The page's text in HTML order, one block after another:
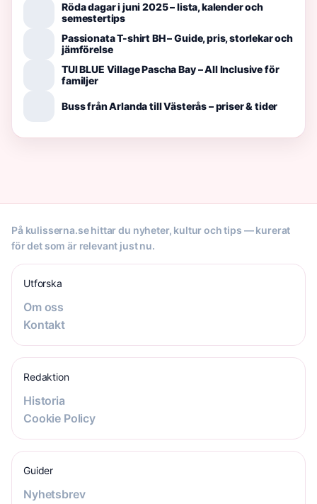
Röda dagar i juni 2025 – lista, kalender och
semestertips
Passionata T-shirt BH – Guide, pris, storlekar och
jämförelse
TUI BLUE Village Pascha Bay – All Inclusive för
familjer
Buss från Arlanda till Västerås – priser & tider
På kulisserna.se hittar du nyheter, kultur och tips — kurerat
för det som är relevant just nu.
Utforska
Om oss
Kontakt
Redaktion
Historia
Cookie Policy
Guider
Nyhetsbrev